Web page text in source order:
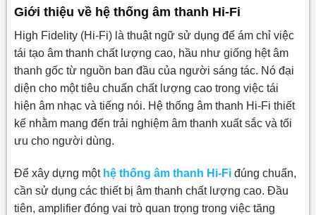
Giới thiệu về hệ thống âm thanh Hi-Fi
High Fidelity (Hi-Fi) là thuật ngữ sử dụng để ám chỉ việc
tái tạo âm thanh chất lượng cao, hầu như giống hệt âm
thanh gốc từ nguồn ban đầu của người sáng tác. Nó đại
diện cho một tiêu chuẩn chất lượng cao trong việc tái
hiện âm nhạc và tiếng nói. Hệ thống âm thanh Hi-Fi thiết
kế nhằm mang đến trải nghiệm âm thanh xuất sắc và tối
ưu cho người dùng.
Để xây dựng một hệ thống âm thanh Hi-Fi đúng chuẩn,
cần sử dụng các thiết bị âm thanh chất lượng cao. Đầu
tiên, amplifier đóng vai trò quan trọng trong việc tăng